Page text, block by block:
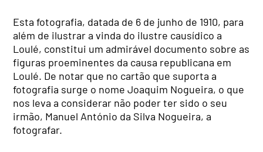
Esta fotografia, datada de 6 de junho de 1910, para
além de ilustrar a vinda do ilustre causídico a
Loulé, constitui um admirável documento sobre as
figuras proeminentes da causa republicana em
Loulé. De notar que no cartão que suporta a
fotografia surge o nome Joaquim Nogueira, o que
nos leva a considerar não poder ter sido o seu
irmão, Manuel António da Silva Nogueira, a
fotografar.